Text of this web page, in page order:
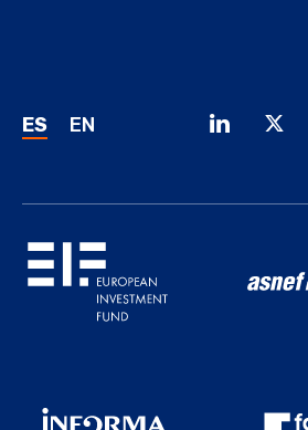
ES EN